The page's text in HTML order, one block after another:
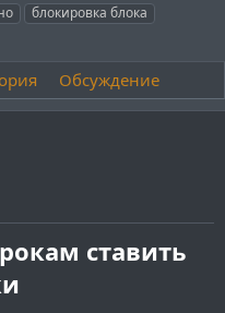
блокировка блока
Обсуждение
ставить